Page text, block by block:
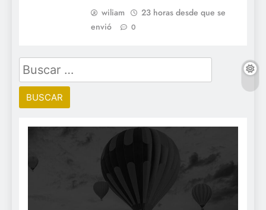
wiliam
23 horas desde que se
envió
0
Buscar: